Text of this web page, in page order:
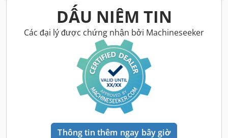
DẤU NIÊM TIN
Các đại lý được chứng nhận bởi Machineseeker
Thông tin thêm ngay bây giờ